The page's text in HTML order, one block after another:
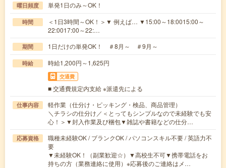
曜日頻度 単発1日のみ～OK！
時間
＜1日3時間～OK！＞▼ 例えば… ▼15:00～18:0015:00～
22:0017:00～22:…
期間 1日だけの単発OK！ ＃8月～ ＃9月～
時給 時給1,200円～1,625円
交通費
■ 交通費規定内支給 ※派遣先による
仕事内容
軽作業（仕分け・ピッキング・検品、商品管理）
＼チラシの仕分け／＜とってもシンプルなので未経験でも安
心！＞▼封入作業及び梱包▼雑誌や書籍などの仕分…
応募資格
職種未経験OK / ブランクOK / パソコンスキル不要 / 英語力不
要
▼未経験OK！（副業歓迎☆）▼高校生不可▼携帯電話をお
持ちの方（業務連絡に使用）※応募後のご連絡はメ…